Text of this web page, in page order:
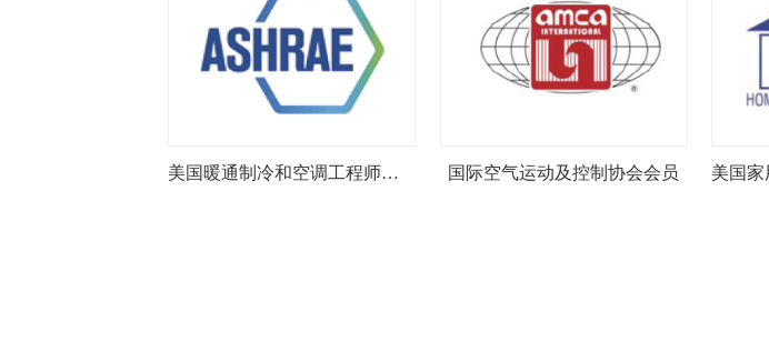
美国暖通制冷和空调工程师协会编委成员 国际空气运动及控制协会会员